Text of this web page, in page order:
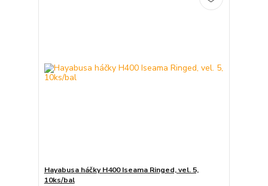
Hayabusa háčky H400 Iseama Ringed, vel. 5,
10ks/bal